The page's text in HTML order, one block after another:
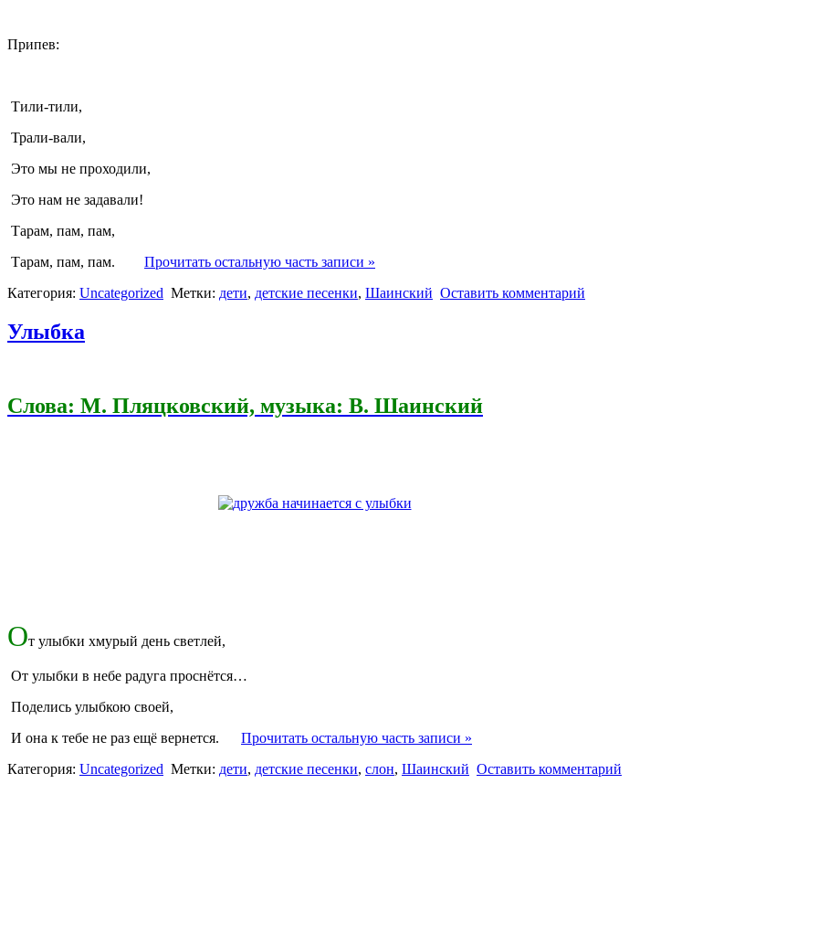
Припев:
Тили-тили,
Трали-вали,
Это мы не проходили,
Это нам не задавали!
Тарам, пам, пам,
Тарам, пам, пам.
Прочитать остальную часть записи »
Категория: Uncategorized Метки: дети, детские песенки, Шаинский Оставить комментарий
Улыбка
Слова: М. Пляцковский, музыка: В. Шаинский
От улыбки хмурый день светлей,
От улыбки в небе радуга проснётся…
Поделись улыбкою своей,
И она к тебе не раз ещё вернется. Прочитать остальную часть записи »
Категория: Uncategorized Метки: дети, детские песенки, слон, Шаинский Оставить комментарий